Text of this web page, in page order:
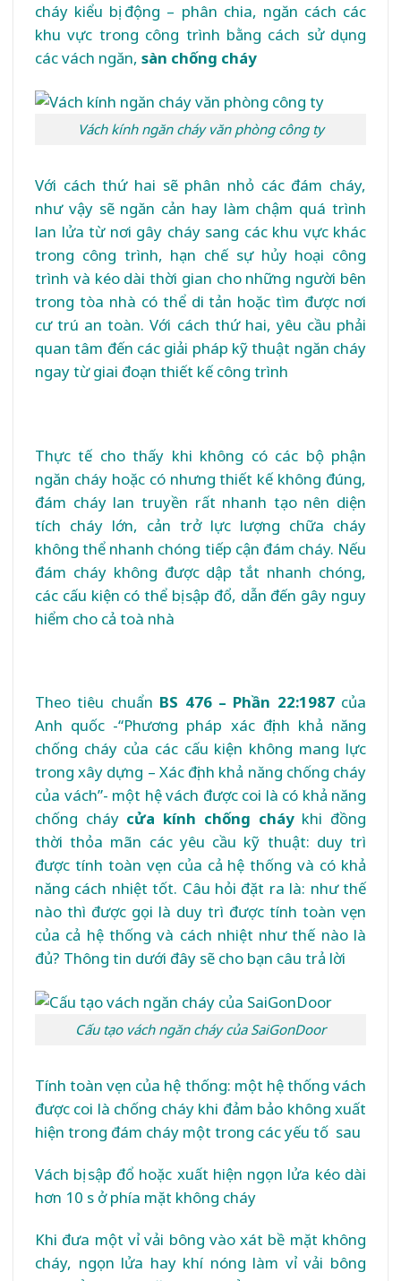
cháy kiểu bị động – phân chia, ngăn cách các
khu vực trong công trình bằng cách sử dụng
các vách ngăn, sàn chống cháy
Vách kính ngăn cháy văn phòng công ty
Với cách thứ hai sẽ phân nhỏ các đám cháy,
như vậy sẽ ngăn cản hay làm chậm quá trình
lan lửa từ nơi gây cháy sang các khu vực khác
trong công trình, hạn chế sự hủy hoại công
trình và kéo dài thời gian cho những người bên
trong tòa nhà có thể di tản hoặc tìm được nơi
cư trú an toàn. Với cách thứ hai, yêu cầu phải
quan tâm đến các giải pháp kỹ thuật ngăn cháy
ngay từ giai đoạn thiết kế công trình
Thực tế cho thấy khi không có các bộ phận
ngăn cháy hoặc có nhưng thiết kế không đúng,
đám cháy lan truyền rất nhanh tạo nên diện
tích cháy lớn, cản trở lực lượng chữa cháy
không thể nhanh chóng tiếp cận đám cháy. Nếu
đám cháy không được dập tắt nhanh chóng,
các cấu kiện có thể bị sập đổ, dẫn đến gây nguy
hiểm cho cả toà nhà
Theo tiêu chuẩn BS 476 – Phần 22:1987của
Anh quốc -“Phương pháp xác định khả năng
chống cháy của các cấu kiện không mang lực
trong xây dựng – Xác định khả năng chống cháy
của vách”- một hệ vách được coi là có khả năng
chống cháy cửa kính chống cháykhi đồng
thời thỏa mãn các yêu cầu kỹ thuật: duy trì
được tính toàn vẹn của cả hệ thống và có khả
năng cách nhiệt tốt. Câu hỏi đặt ra là: như thế
nào thì được gọi là duy trì được tính toàn vẹn
của cả hệ thống và cách nhiệt như thế nào là
đủ? Thông tin dưới đây sẽ cho bạn câu trả lời
Cấu tạo vách ngăn cháy của SaiGonDoor
Tính toàn vẹn của hệ thống: một hệ thống vách
được coi là chống cháy khi đảm bảo không xuất
hiện trong đám cháy một trong các yếu tố sau
Vách bị sập đổ hoặc xuất hiện ngọn lửa kéo dài
hơn 10 s ở phía mặt không cháy
Khi đưa một vỉ vải bông vào xát bề mặt không
cháy, ngọn lửa hay khí nóng làm vỉ vải bông